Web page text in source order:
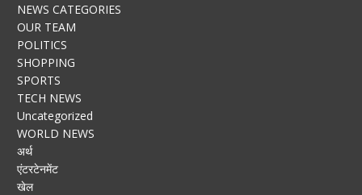
NEWS CATEGORIES
OUR TEAM
POLITICS
SHOPPING
SPORTS
TECH NEWS
Uncategorized
WORLD NEWS
अर्थ
एंटरटेनमेंट
खेल